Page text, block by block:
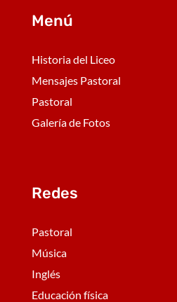
Menú
Historia del Liceo
Mensajes Pastoral
Pastoral
Galería de Fotos
Redes
Pastoral
Música
Inglés
Educación física